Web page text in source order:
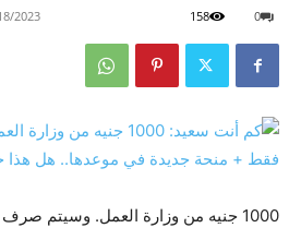
2023 0
158
1000 جنيه من وزارة العمل. وسيتم